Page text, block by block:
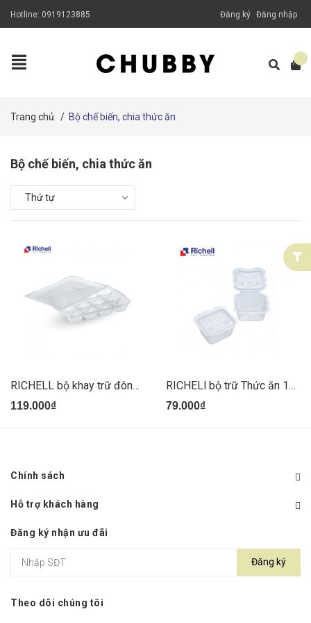
Hotline: 0919123885 Đăng ký Đăng nhập
Trang chủ / Bộ chế biến, chia thức ăn
Bộ chế biến, chia thức ăn
Thứ tự
RICHELL bộ khay trữ đông sét 2 cái
119.000₫
RICHELl bộ trữ Thức ăn 150ml ( 6 cái)
79.000₫
Chính sách
Hỗ trợ khách hàng
Đăng ký nhận ưu đãi
Đăng ký
Theo dõi chúng tôi